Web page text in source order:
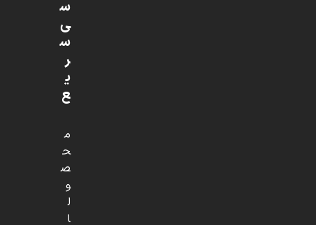
س
ی
س
ر
ی
ع
م
ح
ص
و
ل
ا